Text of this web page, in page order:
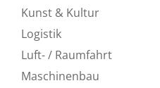
Kunst & Kultur
Logistik
Luft- / Raumfahrt
Maschinenbau